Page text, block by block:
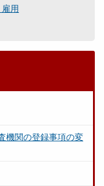
用
機関の登録事項の変